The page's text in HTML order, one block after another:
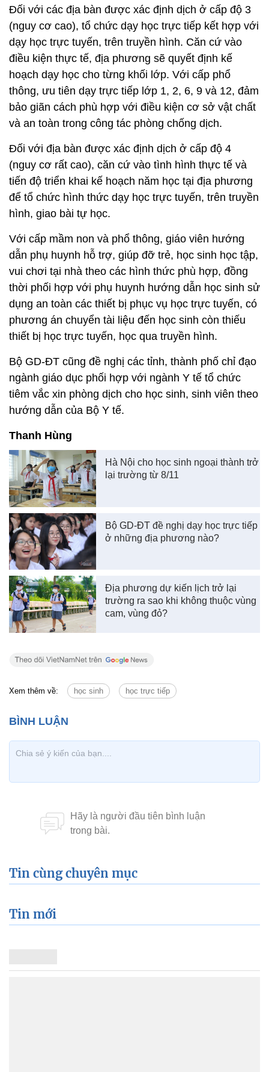
Đối với các địa bàn được xác định dịch ở cấp độ 3
(nguy cơ cao), tổ chức dạy học trực tiếp kết hợp với
dạy học trực tuyến, trên truyền hình. Căn cứ vào
điều kiện thực tế, địa phương sẽ quyết định kế
hoạch dạy học cho từng khối lớp. Với cấp phổ
thông, ưu tiên dạy trực tiếp lớp 1, 2, 6, 9 và 12, đảm
bảo giãn cách phù hợp với điều kiện cơ sở vật chất
và an toàn trong công tác phòng chống dịch.
Đối với địa bàn được xác định dịch ở cấp độ 4
(nguy cơ rất cao), căn cứ vào tình hình thực tế và
tiến độ triển khai kế hoạch năm học tại địa phương
để tổ chức hình thức dạy học trực tuyến, trên truyền
hình, giao bài tự học.
Với cấp mầm non và phổ thông, giáo viên hướng
dẫn phụ huynh hỗ trợ, giúp đỡ trẻ, học sinh học tập,
vui chơi tại nhà theo các hình thức phù hợp, đồng
thời phối hợp với phụ huynh hướng dẫn học sinh sử
dụng an toàn các thiết bị phục vụ học trực tuyến, có
phương án chuyển tài liệu đến học sinh còn thiếu
thiết bị học trực tuyến, học qua truyền hình.
Bộ GD-ĐT cũng đề nghị các tỉnh, thành phố chỉ đạo
ngành giáo dục phối hợp với ngành Y tế tổ chức
tiêm vắc xin phòng dịch cho học sinh, sinh viên theo
hướng dẫn của Bộ Y tế.
Thanh Hùng
Hà Nội cho học sinh ngoại thành trở
lại trường từ 8/11
Bộ GD-ĐT đề nghị dạy học trực tiếp
ở những địa phương nào?
Địa phương dự kiến lịch trở lại
trường ra sao khi không thuộc vùng
cam, vùng đỏ?
Xem thêm về: học sinh học trực tiếp
Tin cùng chuyên mục
Tin mới